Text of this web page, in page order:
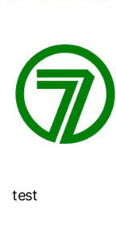
test